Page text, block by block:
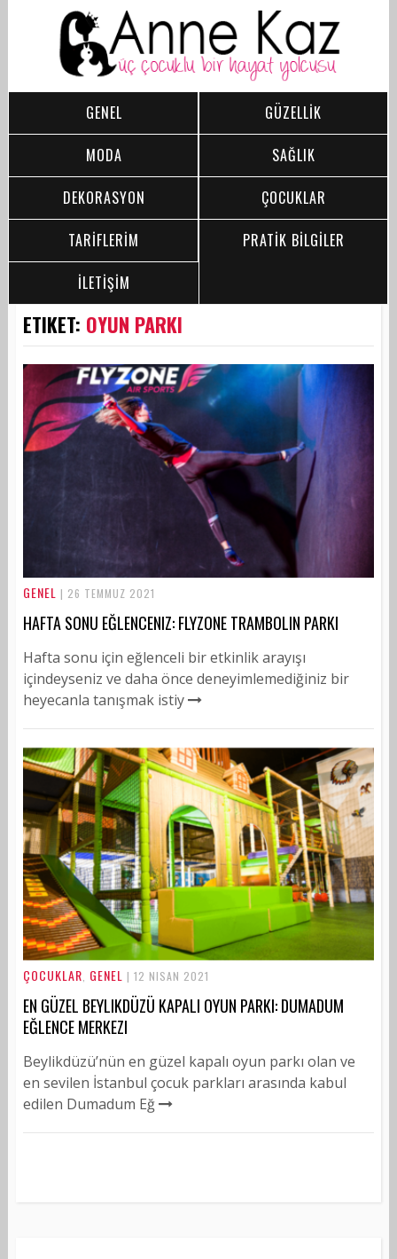
GENEL
GÜZELLİK
MODA
SAĞLIK
DEKORASYON
ÇOCUKLAR
TARİFLERİM
PRATİK BİLGİLER
İLETİŞİM
ETIKET: OYUN PARKI
GENEL | 26 TEMMUZ 2021
HAFTA SONU EĞLENCENIZ: FLYZONE TRAMBOLIN PARKI
Hafta sonu için eğlenceli bir etkinlik arayışı
içindeyseniz ve daha önce deneyimlemediğiniz bir
heyecanla tanışmak istiy
ÇOCUKLAR GENEL | 12 NISAN 2021
EN GÜZEL BEYLIKDÜZÜ KAPALI OYUN PARKI: DUMADUM
EĞLENCE MERKEZI
Beylikdüzü’nün en güzel kapalı oyun parkı olan ve
en sevilen İstanbul çocuk parkları arasında kabul
edilen Dumadum Eğ